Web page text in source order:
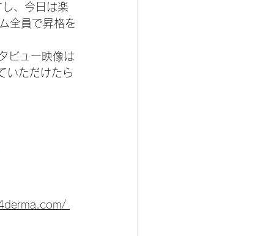
、今日は楽
全員で昇格を
ビュー映像は
いただけたら